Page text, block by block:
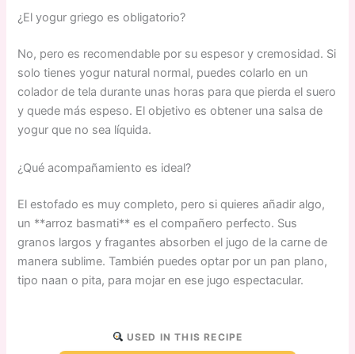
¿El yogur griego es obligatorio?
No, pero es recomendable por su espesor y cremosidad. Si
solo tienes yogur natural normal, puedes colarlo en un
colador de tela durante unas horas para que pierda el suero
y quede más espeso. El objetivo es obtener una salsa de
yogur que no sea líquida.
¿Qué acompañamiento es ideal?
El estofado es muy completo, pero si quieres añadir algo,
un **arroz basmati** es el compañero perfecto. Sus
granos largos y fragantes absorben el jugo de la carne de
manera sublime. También puedes optar por un pan plano,
tipo naan o pita, para mojar en ese jugo espectacular.
USED IN THIS RECIPE